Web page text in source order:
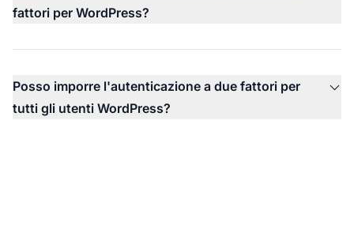
fattori per WordPress?
Posso imporre l'autenticazione a due fattori per
tutti gli utenti WordPress?